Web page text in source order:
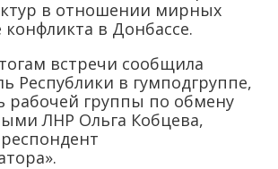
в отношении мирных
в Донбассе.
встречи сообщила
Республики в гумподгруппе,
рабочей группы по обмену
ЛНР Ольга Кобцева,